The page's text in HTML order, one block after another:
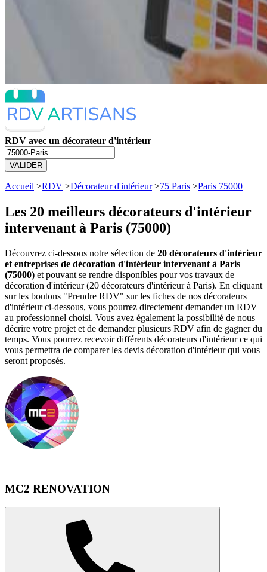
RDV avec un décorateur d'intérieur
VALIDER
Accueil >RDV >Décorateur d'intérieur>75 Paris >Paris 75000
Les 20 meilleurs décorateurs d'intérieur
intervenant à Paris (75000)
Découvrez ci-dessous notre sélection de 20 décorateurs d'intérieur
et entreprises de décoration d'intérieur intervenant à Paris
(75000) et pouvant se rendre disponibles pour vos travaux de
décoration d'intérieur (20 décorateurs d'intérieur à Paris). En cliquant
sur les boutons "Prendre RDV" sur les fiches de nos décorateurs
d'intérieur ci-dessous, vous pourrez directement demander un RDV
au professionnel choisi. Vous avez également la possibilité de nous
décrire votre projet et de demander plusieurs RDV afin de gagner du
temps. Vous pourrez recevoir différents décorateurs d'intérieur ce qui
vous permettra de comparer les devis décoration d'intérieur qui vous
seront proposés.
MC2 RENOVATION